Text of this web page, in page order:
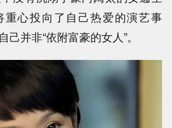
重心投向了自己热爱的演艺事
并非“依附富豪的女人”。